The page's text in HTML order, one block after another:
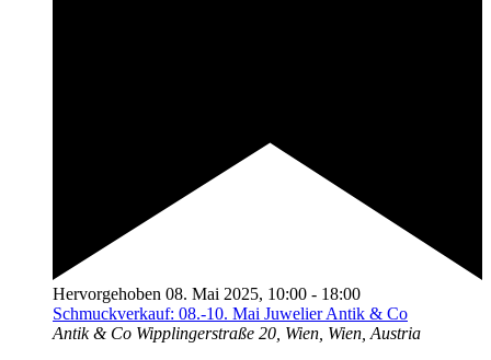
Hervorgehoben 08. Mai 2025, 10:00 - 18:00
Schmuckverkauf: 08.-10. Mai Juwelier Antik & Co
Antik & Co Wipplingerstraße 20, Wien, Wien, Austria